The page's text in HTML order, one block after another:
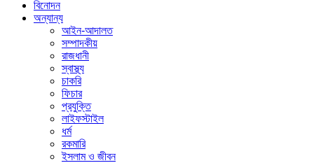
বিনোদন
অন্যান্য
আইন-আদালত
সম্পাদকীয়
রাজধানী
স্বাস্থ্য
চাকরি
ফিচার
প্রযুক্তি
লাইফস্টাইল
ধর্ম
রকমারি
ইসলাম ও জীবন